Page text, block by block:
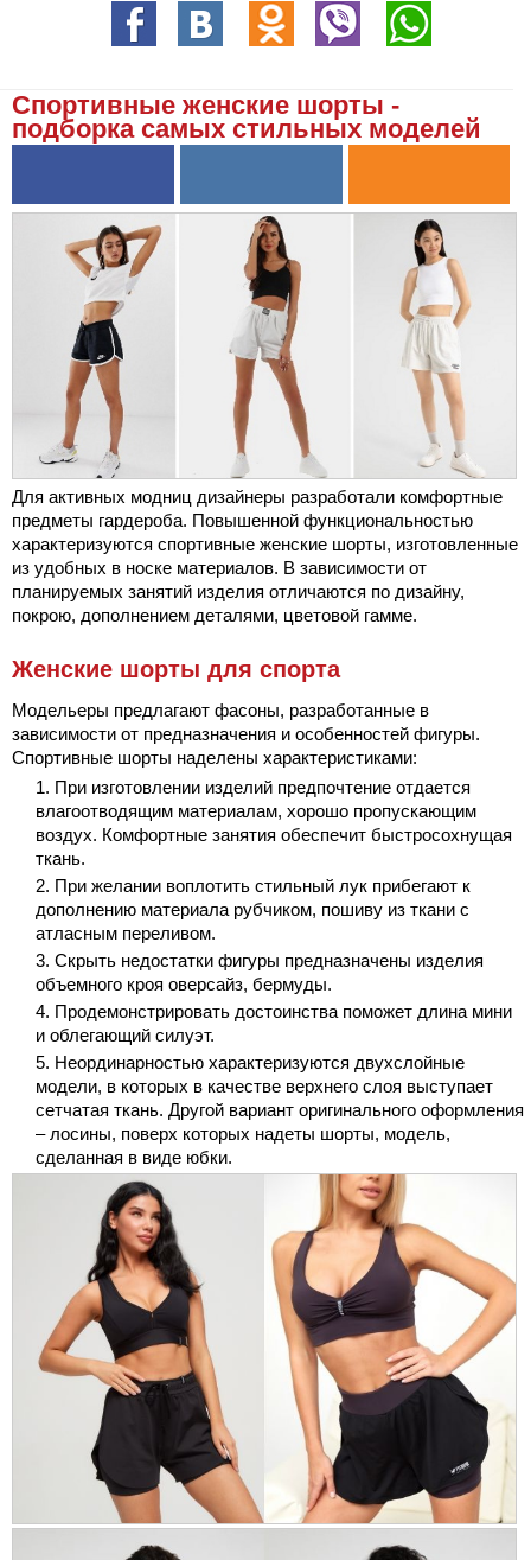
Спортивные женские шорты -
подборка самых стильных моделей
Для активных модниц дизайнеры разработали комфортные
предметы гардероба. Повышенной функциональностью
характеризуются спортивные женские шорты, изготовленные
из удобных в носке материалов. В зависимости от
планируемых занятий изделия отличаются по дизайну,
покрою, дополнением деталями, цветовой гамме.
Женские шорты для спорта
Модельеры предлагают фасоны, разработанные в
зависимости от предназначения и особенностей фигуры.
Спортивные шорты наделены характеристиками:
При изготовлении изделий предпочтение отдается
влагоотводящим материалам, хорошо пропускающим
воздух. Комфортные занятия обеспечит быстросохнущая
ткань.
При желании воплотить стильный лук прибегают к
дополнению материала рубчиком, пошиву из ткани с
атласным переливом.
Скрыть недостатки фигуры предназначены изделия
объемного кроя оверсайз, бермуды.
Продемонстрировать достоинства поможет длина мини
и облегающий силуэт.
Неординарностью характеризуются двухслойные
модели, в которых в качестве верхнего слоя выступает
сетчатая ткань. Другой вариант оригинального оформления
– лосины, поверх которых надеты шорты, модель,
сделанная в виде юбки.